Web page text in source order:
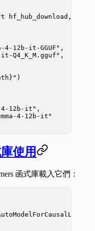
hf_hub_download,
4-12b-it-GGUF" ,
it-Q4_K_M.gguf" ,
} " )
4-12b-it" ,
4-12b-it"
使用
函式庫載入它們：